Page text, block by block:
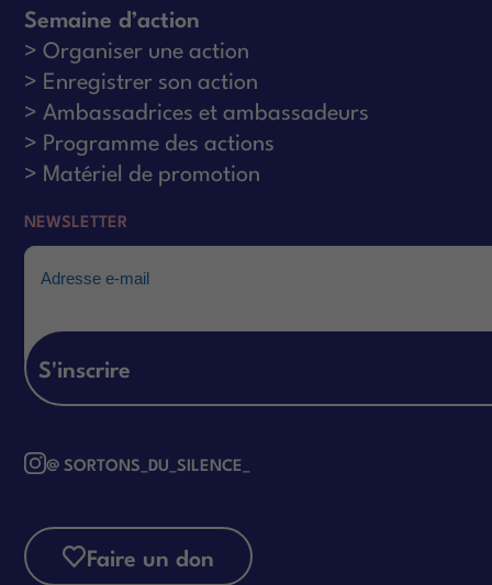
Semaine d’action
Organiser une action
Enregistrer son action
Ambassadrices et ambassadeurs
Programme des actions
Matériel de promotion
NEWSLETTER
Email
@ SORTONS_DU_SILENCE_
Faire un don